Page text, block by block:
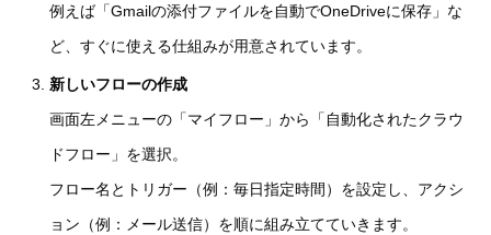
例えば「Gmailの添付ファイルを自動でOneDriveに保存」な
ど、すぐに使える仕組みが用意されています。
新しいフローの作成
画面左メニューの「マイフロー」から「自動化されたクラウ
ドフロー」を選択。
フロー名とトリガー（例：毎日指定時間）を設定し、アクシ
ョン（例：メール送信）を順に組み立てていきます。